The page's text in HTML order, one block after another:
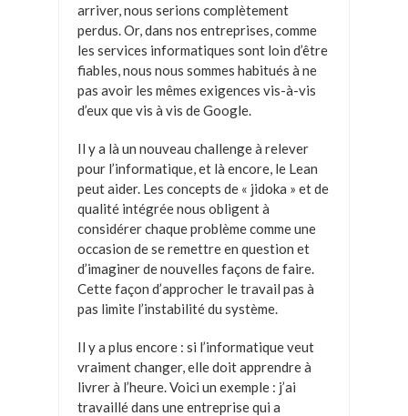
arriver, nous serions complètement
perdus. Or, dans nos entreprises, comme
les services informatiques sont loin d’être
fiables, nous nous sommes habitués à ne
pas avoir les mêmes exigences vis-à-vis
d’eux que vis à vis de Google.
Il y a là un nouveau challenge à relever
pour l’informatique, et là encore, le Lean
peut aider. Les concepts de « jidoka » et de
qualité intégrée nous obligent à
considérer chaque problème comme une
occasion de se remettre en question et
d’imaginer de nouvelles façons de faire.
Cette façon d’approcher le travail pas à
pas limite l’instabilité du système.
Il y a plus encore : si l’informatique veut
vraiment changer, elle doit apprendre à
livrer à l’heure. Voici un exemple : j’ai
travaillé dans une entreprise qui a